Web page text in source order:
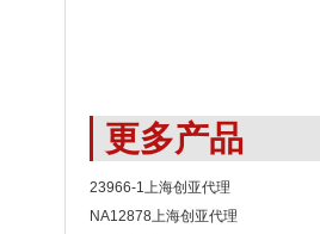
更多产品
23966-1上海创亚代理
NA12878上海创亚代理